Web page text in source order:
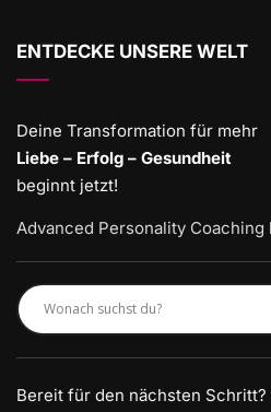
ENTDECKE UNSERE WELT
Deine Transformation für mehr
Liebe – Erfolg – Gesundheit
beginnt jetzt!
Advanced Personality Coaching
Bereit für den nächsten Schritt?